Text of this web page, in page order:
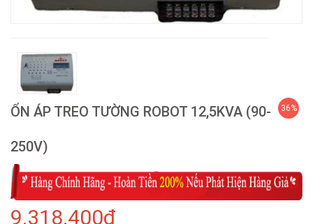
ỔN ÁP TREO TƯỜNG ROBOT 12,5KVA (90-
250V)
9.318.400₫
36%